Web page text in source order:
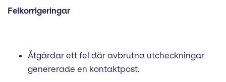
Felkorrigeringar
Åtgärdar ett fel där avbrutna utcheckningar
genererade en kontaktpost.